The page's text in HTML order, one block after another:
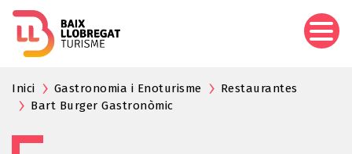
Inici Gastronomia i Enoturisme
Restaurantes
Bart Burger Gastronòmic